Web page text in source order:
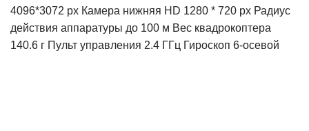
4096*3072 рх Камера нижняя HD 1280 * 720 px Радиус
действия аппаратуры до 100 м Вес квадрокоптера
140.6 г Пульт управления 2.4 ГГц Гироскоп 6-осевой